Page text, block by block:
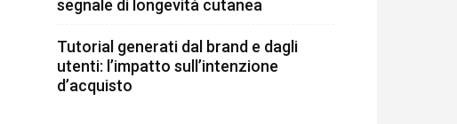
segnale di longevità cutanea
Tutorial generati dal brand e dagli
utenti: l’impatto sull’intenzione
d’acquisto